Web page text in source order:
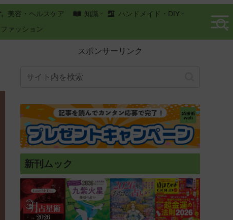
美容・ヘルスケア 知識
ハンドメイド・DIY
ファッション
スポンサーリンク
新刊ムック